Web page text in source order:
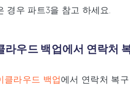
경우 파트3을 참고 하세요.
라우드 백업에서 연락처
클라우드 백업에서 연락처 복